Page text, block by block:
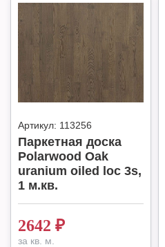
Артикул: 113256
Паркетная доска
Polarwood Oak
uranium oiled loc 3s,
1 м.кв.
2642 ₽
за кв. м.